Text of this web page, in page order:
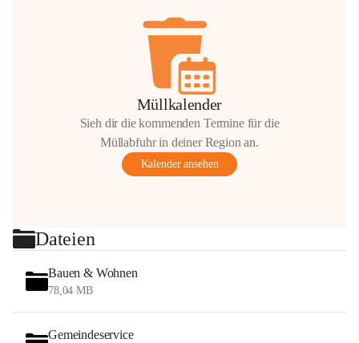
Müllkalender
Sieh dir die kommenden Termine für die
Müllabfuhr in deiner Region an.
Kalender ansehen
Dateien
Bauen & Wohnen
78,04 MB
Gemeindeservice